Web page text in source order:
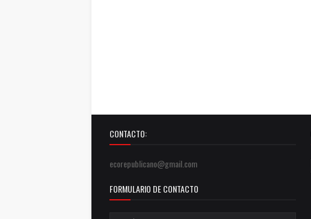
CONTACTO:
ecorepublicano@gmail.com
FORMULARIO DE CONTACTO